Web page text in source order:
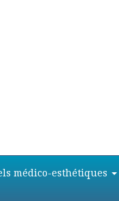
médico-esthétiques